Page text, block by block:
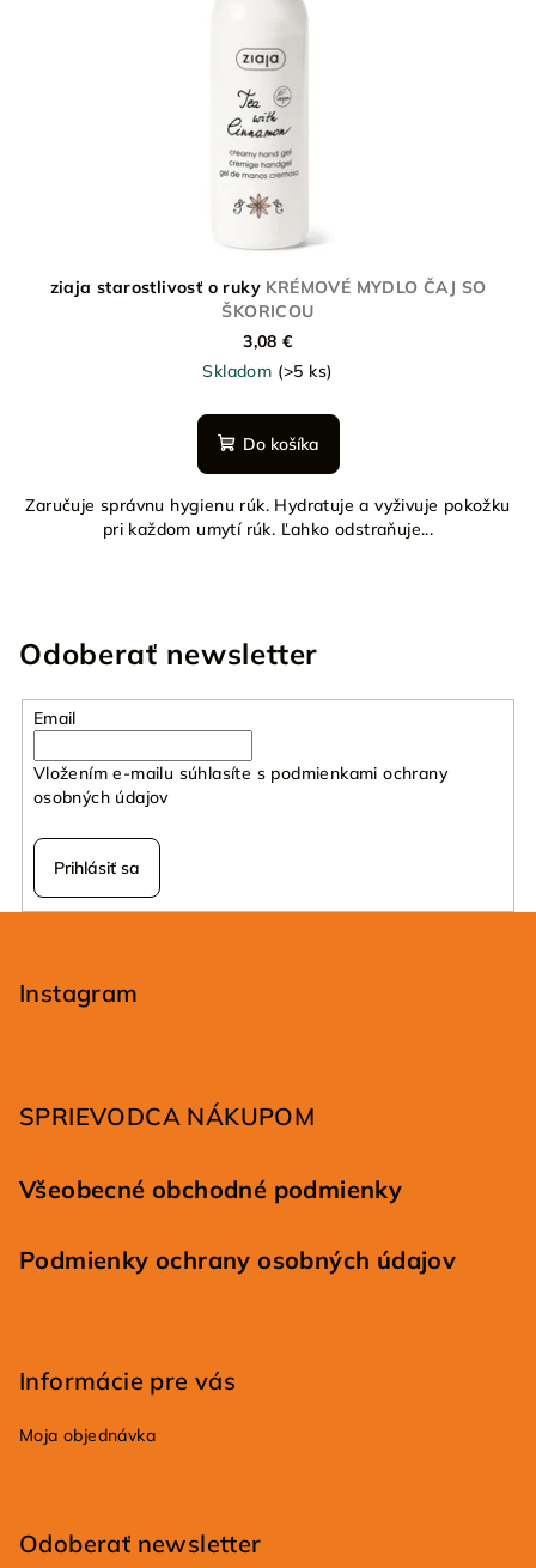
ziaja starostlivosť o ruky KRÉMOVÉ MYDLO ČAJ SO
ŠKORICOU
3,08 €
Skladom (>5 ks)
Do košíka
Zaručuje správnu hygienu rúk. Hydratuje a vyživuje pokožku
pri každom umytí rúk. Ľahko odstraňuje...
Odoberať newsletter
Email
Vložením e-mailu súhlasíte s podmienkami ochrany
osobných údajov
Prihlásiť sa
Instagram
SPRIEVODCA NÁKUPOM
Všeobecné obchodné podmienky
Podmienky ochrany osobných údajov
Informácie pre vás
Moja objednávka
Odoberať newsletter